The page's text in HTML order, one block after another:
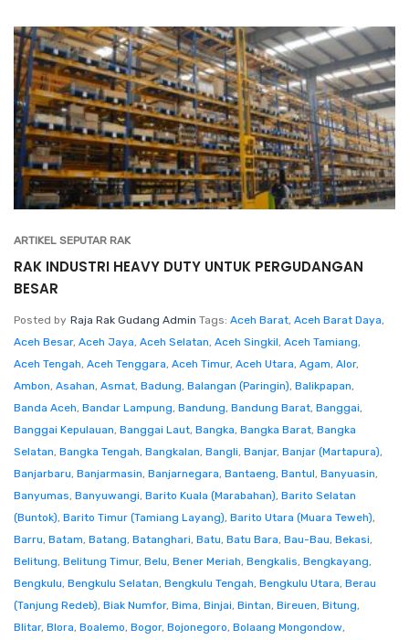
ARTIKEL SEPUTAR RAK
RAK INDUSTRI HEAVY DUTY UNTUK PERGUDANGAN
BESAR
Posted by Raja Rak Gudang Admin Tags: Aceh Barat, Aceh Barat Daya,
Aceh Besar, Aceh Jaya, Aceh Selatan, Aceh Singkil, Aceh Tamiang,
Aceh Tengah, Aceh Tenggara, Aceh Timur, Aceh Utara, Agam, Alor,
Ambon, Asahan, Asmat, Badung, Balangan (Paringin), Balikpapan,
Banda Aceh, Bandar Lampung, Bandung, Bandung Barat, Banggai,
Banggai Kepulauan, Banggai Laut, Bangka, Bangka Barat, Bangka
Selatan, Bangka Tengah, Bangkalan, Bangli, Banjar, Banjar (Martapura),
Banjarbaru, Banjarmasin, Banjarnegara, Bantaeng, Bantul, Banyuasin,
Banyumas, Banyuwangi, Barito Kuala (Marabahan), Barito Selatan
(Buntok), Barito Timur (Tamiang Layang), Barito Utara (Muara Teweh),
Barru, Batam, Batang, Batanghari, Batu, Batu Bara, Bau-Bau, Bekasi,
Belitung, Belitung Timur, Belu, Bener Meriah, Bengkalis, Bengkayang,
Bengkulu, Bengkulu Selatan, Bengkulu Tengah, Bengkulu Utara, Berau
(Tanjung Redeb), Biak Numfor, Bima, Binjai, Bintan, Bireuen, Bitung,
Blitar, Blora, Boalemo, Bogor, Bojonegoro, Bolaang Mongondow,